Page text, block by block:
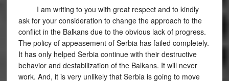
I am writing to you with great respect and to kindly
ask for your consideration to change the approach to the
conflict in the Balkans due to the obvious lack of progress.
The policy of appeasement of Serbia has failed completely.
It has only helped Serbia continue with their destructive
behavior and destabilization of the Balkans. It will never
work. And, it is very unlikely that Serbia is going to move